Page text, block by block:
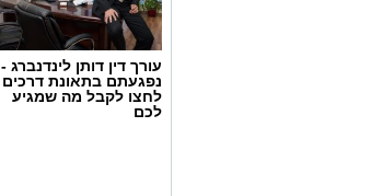
דוברות המשטרה
עורך דין דותן לינדנברג -
נפגעתם בתאונת דרכים
לחצו לקבל מה שמגיע
לכם